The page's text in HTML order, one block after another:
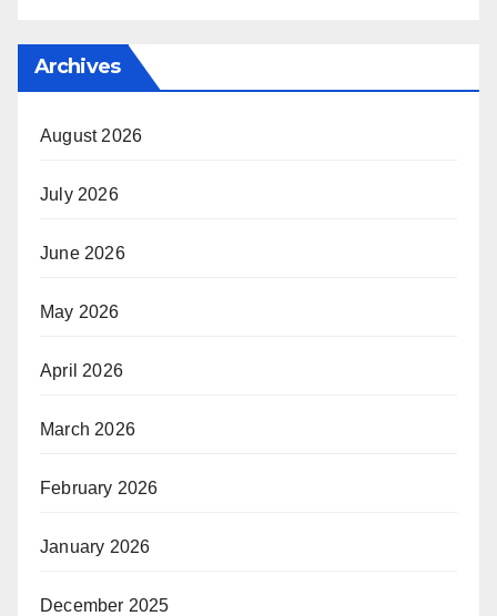
Archives
August 2026
July 2026
June 2026
May 2026
April 2026
March 2026
February 2026
January 2026
December 2025